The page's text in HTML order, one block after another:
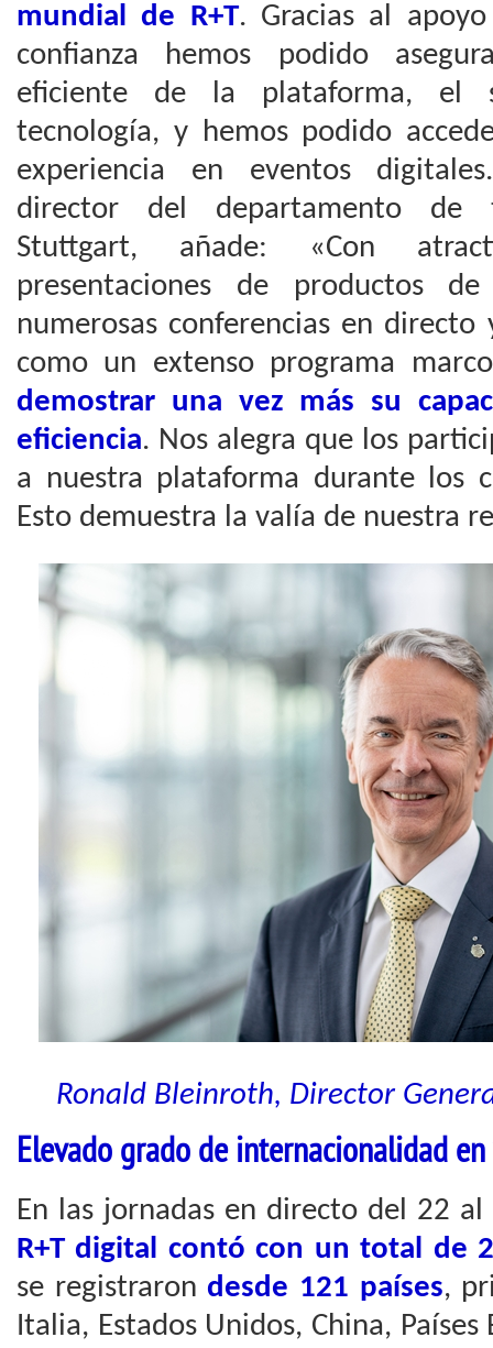
mundial de R+T. Gracias al
confianza hemos podido
eficiente de la plataforma, el
tecnología, y hemos podido
experiencia en eventos
director del departamento de
Stuttgart, añade: «Con
presentaciones de productos
numerosas conferencias en directo
como un extenso programa
demostrar una vez más su
eficiencia. Nos alegra que los
a nuestra plataforma durante los
Esto demuestra la valía de nuestra
Ronald Bleinroth, Director
Elevado grado de internacionalidad
En las jornadas en directo del 22
R+T digital contó con un total de
se registraron desde 121 países,
Italia, Estados Unidos, China, Países